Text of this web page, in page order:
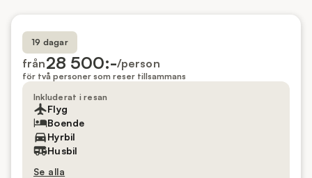
19 dagar
från28 500:-/person
för två personer som reser tillsammans
Inkluderat i resan
Flyg
Boende
Hyrbil
Husbil
Se alla